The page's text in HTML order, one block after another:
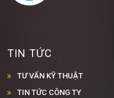
TIN TỨC
TƯ VẤN KỸ THUẬT
TIN TỨC CÔNG TY